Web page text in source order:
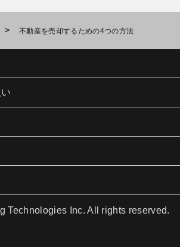
> 不動産を売却するための4つの方法
Technologies Inc. All rights reserved.